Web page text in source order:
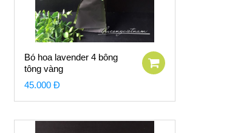
Bó hoa lavender 4 bông
tông vàng
45.000 Đ